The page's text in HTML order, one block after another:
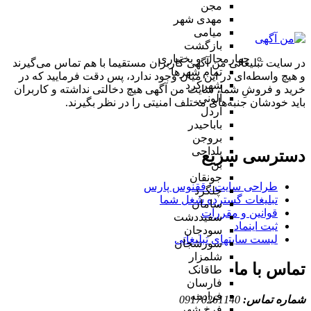
مجن
مهدی شهر
میامی
بازگشت
چهارمحال و بختیاری
تمام شهر‌ها
شهرکرد
آلونی
اردل
باباحیدر
بروجن
بلداجی
بن
جونقان
چلگرد
سامان
سفیددشت
سودجان
سورشجان
شلمزار
طاقانک
فارسان
فرادبنه
در سایت تبلیغاتی من آگهی کاربران مستقیما با هم تماس می‌گیرند
و هیچ واسطه‌ای در این میان وجود ندارد، پس دقت فرمایید که در
خرید و فروشِ شما، سایت من آگهی هیچ دخالتی نداشته و کاربران
باید خودشان جنبه‌های مختلف امنیتی را در نظر بگیرند.
دسترسی سریع
طراحی سایت :‌ ققنوس پارس
تبلیغات گسترده شغل شما
قوانین و مقررات
ثبت اینماد
لیست سایتهای تبلیغاتی
تماس با ما
شماره تماس: 09170261140